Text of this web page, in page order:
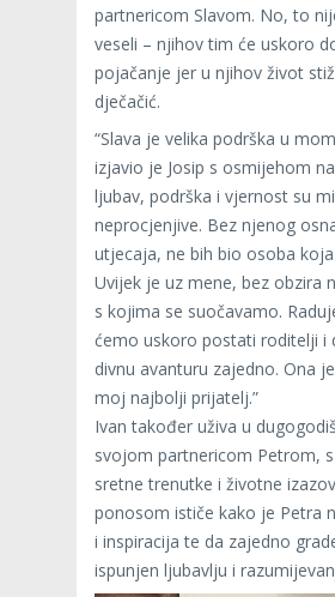
partnericom Slavom. No, to
veseli – njihov tim će uskoro
pojačanje jer u njihov život
dječačić.
“Slava je velika podrška u
izjavio je Josip s osmijehom
ljubav, podrška i vjernost su mi
neprocjenjive. Bez njenog
utjecaja, ne bih bio osoba
Uvijek je uz mene, bez obzira
s kojima se suočavamo.
ćemo uskoro postati roditelji i
divnu avanturu zajedno. Ona
moj najbolji prijatelj.”
Ivan također uživa u
svojom partnericom Petrom,
sretne trenutke i životne
ponosom ističe kako je Petra
i inspiracija te da zajedno
ispunjen ljubavlju i